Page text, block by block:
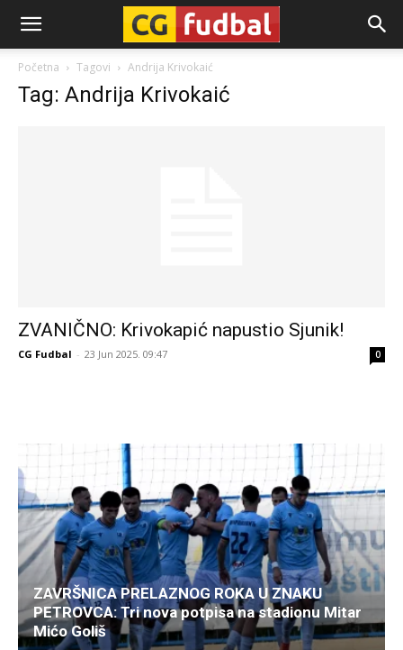
CG-
Fudbal
Početna Tagovi Andrija Krivokaić
Tag: Andrija Krivokaić
ZVANIČNO: Krivokapić napustio Sjunik!
CG Fudbal - 23 Jun 2025. 09:47 0
ZAVRŠNICA PRELAZNOG ROKA U ZNAKU
PETROVCA: Tri nova potpisa na stadionu Mitar
Mićo Goliš